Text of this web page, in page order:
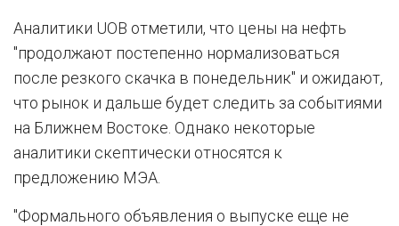
Аналитики UOB отметили, что цены на нефть
"продолжают постепенно нормализоваться
после резкого скачка в понедельник" и ожидают,
что рынок и дальше будет следить за событиями
на Ближнем Востоке. Однако некоторые
аналитики скептически относятся к
предложению МЭА.
"Формального объявления о выпуске еще не